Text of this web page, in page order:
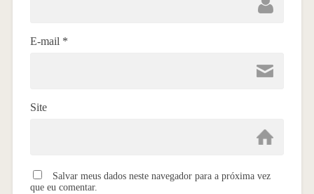
E-mail *
Site
Salvar meus dados neste navegador para a próxima vez
que eu comentar.